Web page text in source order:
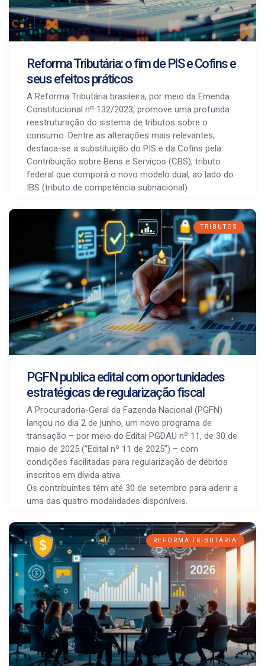
Reforma Tributária: o fim de PIS e Cofins e
seus efeitos práticos
A Reforma Tributária brasileira, por meio da Emenda
Constitucional nº 132/2023, promove uma profunda
reestruturação do sistema de tributos sobre o
consumo. Dentre as alterações mais relevantes,
destaca-se a substituição do PIS e da Cofins pela
Contribuição sobre Bens e Serviços (CBS), tributo
federal que comporá o novo modelo dual, ao lado do
IBS (tributo de competência subnacional).
TRIBUTOS
PGFN publica edital com oportunidades
estratégicas de regularização fiscal
A Procuradoria-Geral da Fazenda Nacional (PGFN)
lançou no dia 2 de junho, um novo programa de
transação – por meio do Edital PGDAU nº 11, de 30 de
maio de 2025 (“Edital nº 11 de 2025”) – com
condições facilitadas para regularização de débitos
inscritos em dívida ativa.
Os contribuintes têm até 30 de setembro para aderir a
uma das quatro modalidades disponíveis.
REFORMA TRIBUTÁRIA